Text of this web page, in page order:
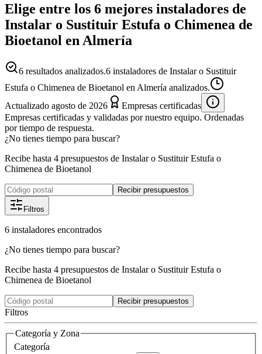
Elige entre los 6 mejores instaladores de
Instalar o Sustituir Estufa o Chimenea de
Bioetanol en Almería
6 resultados analizados.6 instaladores de Instalar o Sustituir
Estufa o Chimenea de Bioetanol en Almería analizados.
Actualizado agosto de 2026
Empresas certificadas
Empresas certificadas y validadas por nuestro equipo. Ordenadas
por tiempo de respuesta.
¿No tienes tiempo para buscar?
Recibe hasta 4 presupuestos de Instalar o Sustituir Estufa o
Chimenea de Bioetanol
Recibir presupuestos
Filtros
6 instaladores encontrados
¿No tienes tiempo para buscar?
Recibe hasta 4 presupuestos de Instalar o Sustituir Estufa o
Chimenea de Bioetanol
Recibir presupuestos
Filtros
Categoría y Zona
Categoría